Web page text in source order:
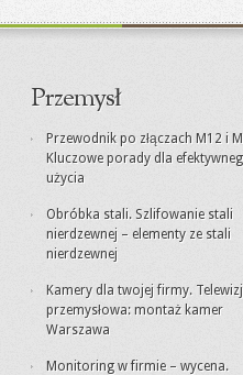
Przemysł
Przewodnik po złączach M12 i
Kluczowe porady dla
użycia
Obróbka stali. Szlifowanie stali
nierdzewnej – elementy ze stali
nierdzewnej
Kamery dla twojej firmy.
przemysłowa: montaż kamer
Warszawa
Monitoring w firmie – wycena.